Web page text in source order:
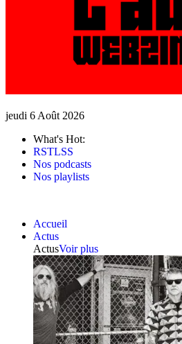
jeudi 6 Août 2026
What's Hot:
RSTLSS
Nos podcasts
Nos playlists
Accueil
Actus
ActusVoir plus